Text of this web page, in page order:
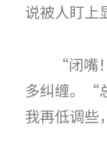
说被人盯上
“闭嘴
多纠缠。“
我再低调些